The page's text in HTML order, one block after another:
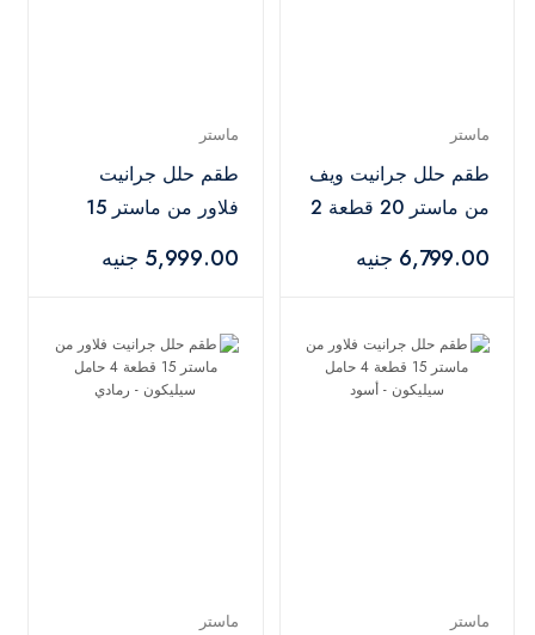
ماستر
طقم حلل جرانيت ويف
من ماستر 20 قطعة 2
توزيع 5 قطع - أسود
6,799.00 جنيه
ماستر
طقم حلل جرانيت
فلاور من ماستر 15
سيليكون - بينك
5,999.00 جنيه
ماستر ماستر